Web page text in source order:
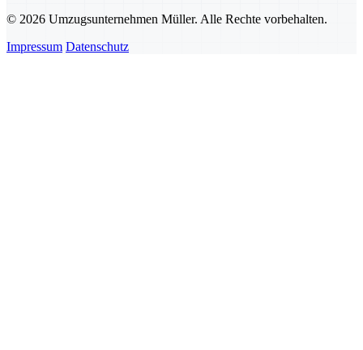
© 2026 Umzugsunternehmen Müller. Alle Rechte vorbehalten.
Impressum Datenschutz